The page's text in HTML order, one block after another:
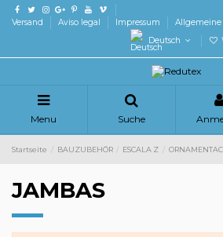
Versand Aviso legal Impressum
Allgemeine
Deutsch
Menu Suche
Startseite BAUZUBEHÖR ESCALA Z
JAMBAS